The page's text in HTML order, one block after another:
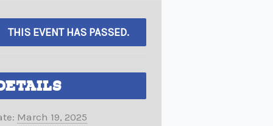
THIS EVENT HAS PASSED.
March 19, 2025